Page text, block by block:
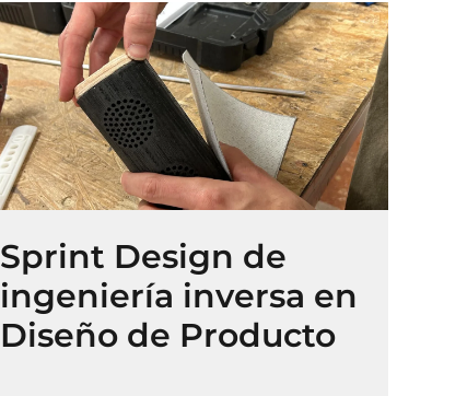
Sprint Design de
ingeniería inversa en
Diseño de Producto